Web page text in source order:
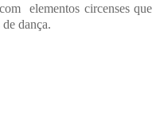
elementos circenses que
dança.